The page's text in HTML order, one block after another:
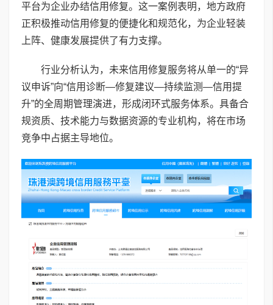
平台为企业办结信用修复。这一案例表明，地方政府
正积极推动信用修复的便捷化和规范化，为企业轻装
上阵、健康发展提供了有力支撑。
行业分析认为，未来信用修复服务将从单一的“异
议申诉”向“信用诊断—修复建议—持续监测—信用提
升”的全周期管理演进，形成闭环式服务体系。具备合
规资质、技术能力与数据资源的专业机构，将在市场
竞争中占据主导地位。